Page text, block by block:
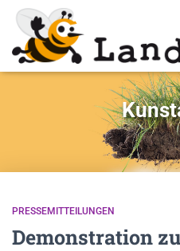
PRESSEMITTEILUNGEN
Demonstration